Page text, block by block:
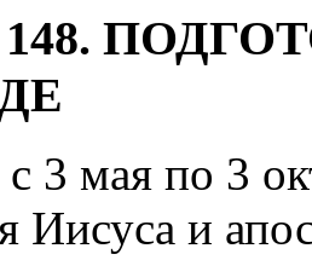
148.
мая по 3
Иисуса и